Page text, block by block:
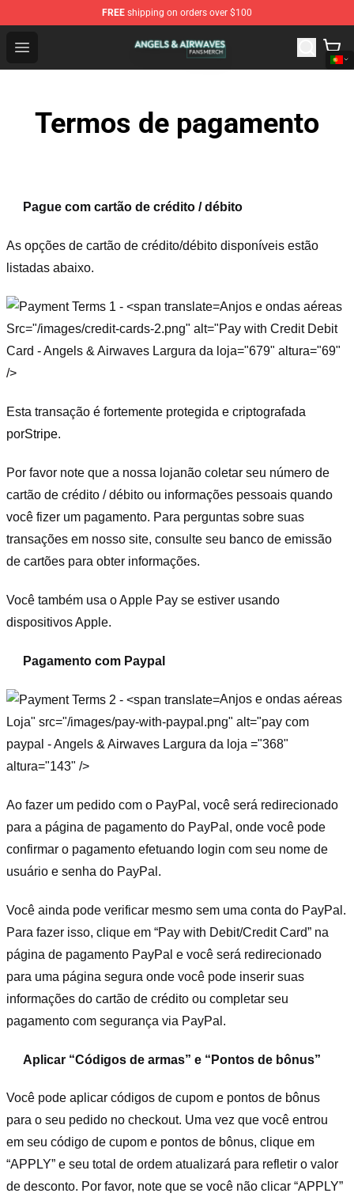
FREE shipping on orders over $100
Open menu
Angels & Airwaves Shop - Official Angels & Airwaves
Termos de pagamento
Pague com cartão de crédito / débito
As opções de cartão de crédito/débito disponíveis estão
listadas abaixo.
Anjos e ondas aéreas
Src="/images/credit-cards-2.png" alt="Pay with Credit Debit
Card - Angels & Airwaves Largura da loja="679" altura="69"
/>
Esta transação é fortemente protegida e criptografada
porStripe.
Por favor note que a nossa lojanão coletar seu número de
cartão de crédito / débito ou informações pessoais quando
você fizer um pagamento. Para perguntas sobre suas
transações em nosso site, consulte seu banco de emissão
de cartões para obter informações.
Você também usa o Apple Pay se estiver usando
dispositivos Apple.
Pagamento com Paypal
Anjos e ondas aéreas
Loja" src="/images/pay-with-paypal.png" alt="pay com
paypal - Angels & Airwaves Largura da loja ="368"
altura="143" />
Ao fazer um pedido com o PayPal, você será redirecionado
para a página de pagamento do PayPal, onde você pode
confirmar o pagamento efetuando login com seu nome de
usuário e senha do PayPal.
Você ainda pode verificar mesmo sem uma conta do PayPal.
Para fazer isso, clique em “Pay with Debit/Credit Card” na
página de pagamento PayPal e você será redirecionado
para uma página segura onde você pode inserir suas
informações do cartão de crédito ou completar seu
pagamento com segurança via PayPal.
Aplicar “Códigos de armas” e “Pontos de bônus”
Você pode aplicar códigos de cupom e pontos de bônus
para o seu pedido no checkout. Uma vez que você entrou
em seu código de cupom e pontos de bônus, clique em
“APPLY” e seu total de ordem atualizará para refletir o valor
de desconto. Por favor, note que se você não clicar “APPLY”